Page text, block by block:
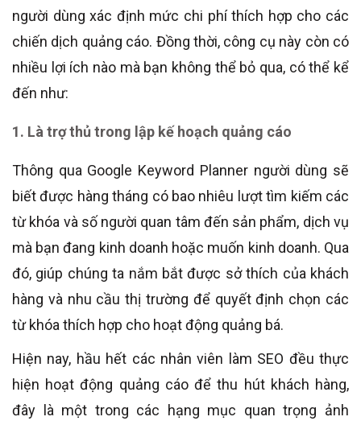
người dùng xác định mức chi phí thích hợp cho các
chiến dịch quảng cáo. Đồng thời, công cụ này còn có
nhiều lợi ích nào mà bạn không thể bỏ qua, có thể kể
đến như:
1. Là trợ thủ trong lập kế hoạch quảng cáo
Thông qua Google Keyword Planner người dùng sẽ
biết được hàng tháng có bao nhiêu lượt tìm kiếm các
từ khóa và số người quan tâm đến sản phẩm, dịch vụ
mà bạn đang kinh doanh hoặc muốn kinh doanh. Qua
đó, giúp chúng ta nắm bắt được sở thích của khách
hàng và nhu cầu thị trường để quyết định chọn các
từ khóa thích hợp cho hoạt động quảng bá.
Hiện nay, hầu hết các nhân viên làm SEO đều thực
hiện hoạt động quảng cáo để thu hút khách hàng,
đây là một trong các hạng mục quan trọng ảnh